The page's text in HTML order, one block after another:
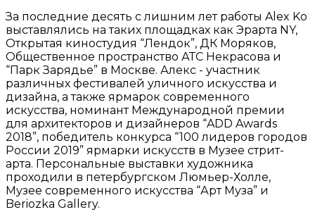
За последние десять с лишним лет работы Alex Ko
выставлялись на таких площадках как Эрарта NY,
Открытая киностудия “Лендок”, ДК Моряков,
Общественное пространство АТС Некрасова и
“Парк Зарядье” в Москве. Алекс - участник
различных фестивалей уличного искусства и
дизайна, а также ярмарок современного
искусства, номинант Международной премии
для архитекторов и дизайнеров “ADD Awards
2018”, победитель конкурса “100 лидеров городов
России 2019” ярмарки искусств в Музее стрит-
арта. Персональные выставки художника
проходили в петербургском Люмьер-Холле,
Музее современного искусства “Арт Муза” и
Beriozka Gallery.